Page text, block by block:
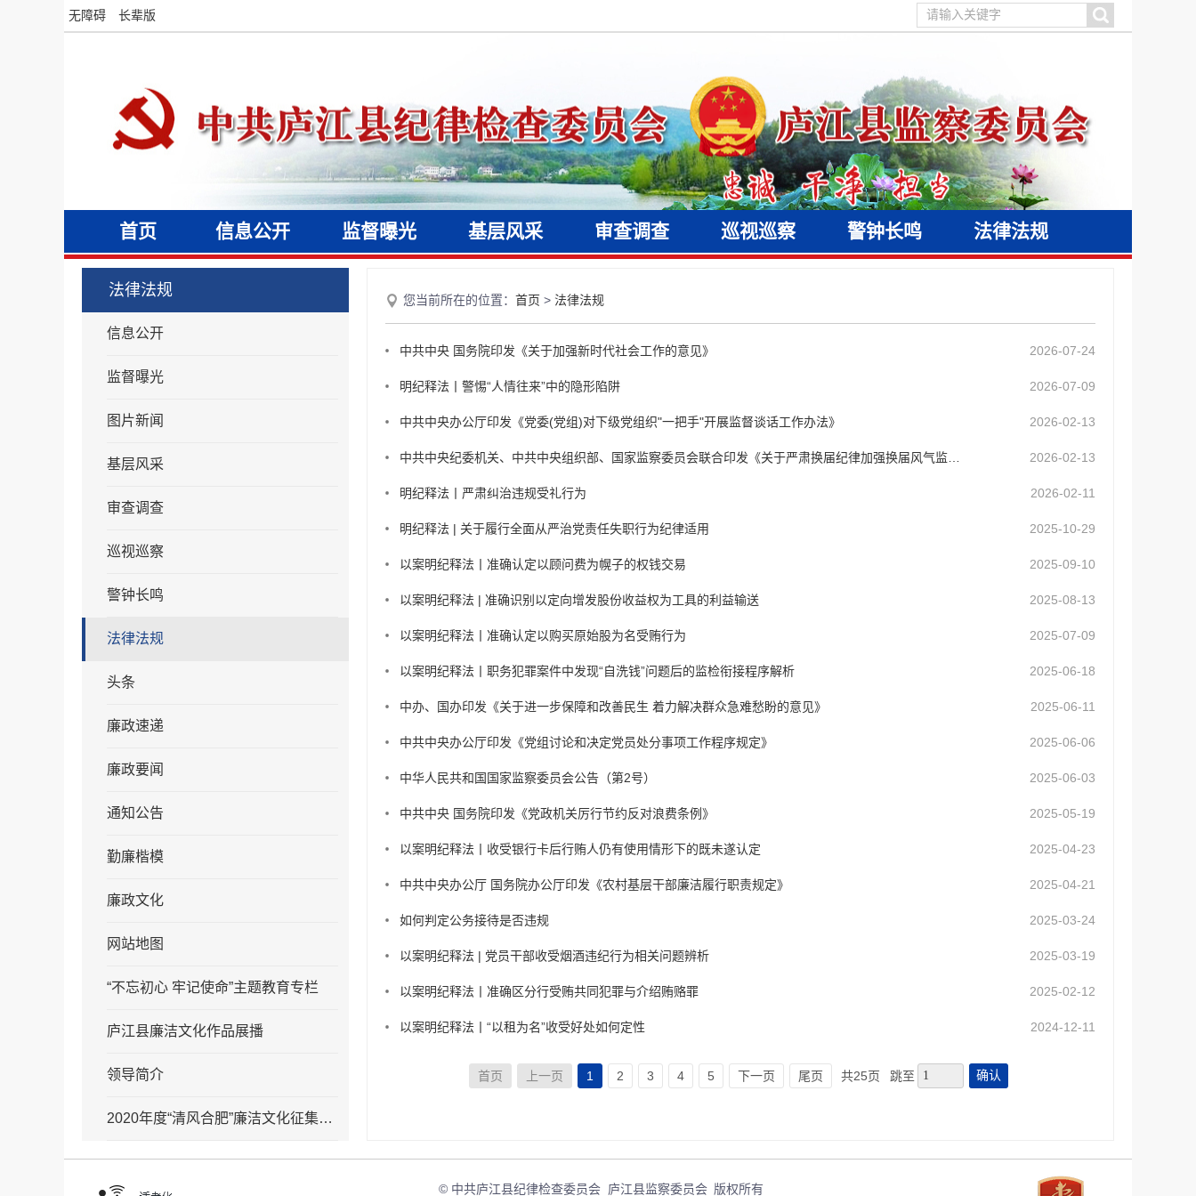
无障碍 长辈版
首页 信息公开 监督曝光 基层风采 审查调查 巡视巡察 警钟长鸣 法律法规
法律法规
信息公开
监督曝光
图片新闻
基层风采
审查调查
巡视巡察
警钟长鸣
法律法规
头条
廉政速递
廉政要闻
通知公告
勤廉楷模
廉政文化
网站地图
“不忘初心 牢记使命”主题教育专栏
庐江县廉洁文化作品展播
领导简介
2020年度“清风合肥”廉洁文化征集参选作品展播
您当前所在的位置： 首页 > 法律法规
中共中央 国务院印发《关于加强新时代社会工作的意见》 2026-07-24
明纪释法丨警惕“人情往来”中的隐形陷阱 2026-07-09
中共中央办公厅印发《党委(党组)对下级党组织"一把手"开展监督谈话工作办法》 2026-02-13
2026-02-13
明纪释法丨严肃纠治违规受礼行为 2026-02-11
明纪释法 | 关于履行全面从严治党责任失职行为纪律适用 2025-10-29
以案明纪释法丨准确认定以顾问费为幌子的权钱交易 2025-09-10
以案明纪释法 | 准确识别以定向增发股份收益权为工具的利益输送 2025-08-13
以案明纪释法丨准确认定以购买原始股为名受贿行为 2025-07-09
以案明纪释法丨职务犯罪案件中发现“自洗钱”问题后的监检衔接程序解析 2025-06-18
中办、国办印发《关于进一步保障和改善民生 着力解决群众急难愁盼的意见》 2025-06-11
中共中央办公厅印发《党组讨论和决定党员处分事项工作程序规定》 2025-06-06
中华人民共和国国家监察委员会公告（第2号） 2025-06-03
中共中央 国务院印发《党政机关厉行节约反对浪费条例》 2025-05-19
以案明纪释法丨收受银行卡后行贿人仍有使用情形下的既未遂认定 2025-04-23
中共中央办公厅 国务院办公厅印发《农村基层干部廉洁履行职责规定》 2025-04-21
如何判定公务接待是否违规 2025-03-24
以案明纪释法 | 党员干部收受烟酒违纪行为相关问题辨析 2025-03-19
以案明纪释法丨准确区分行受贿共同犯罪与介绍贿赂罪 2025-02-12
以案明纪释法丨“以租为名”收受好处如何定性 2024-12-11
首页 上一页 1 2 3 4 5 下一页 尾页 共25页 跳至 确认
© 中共庐江县纪律检查委员会 庐江县监察委员会 版权所有